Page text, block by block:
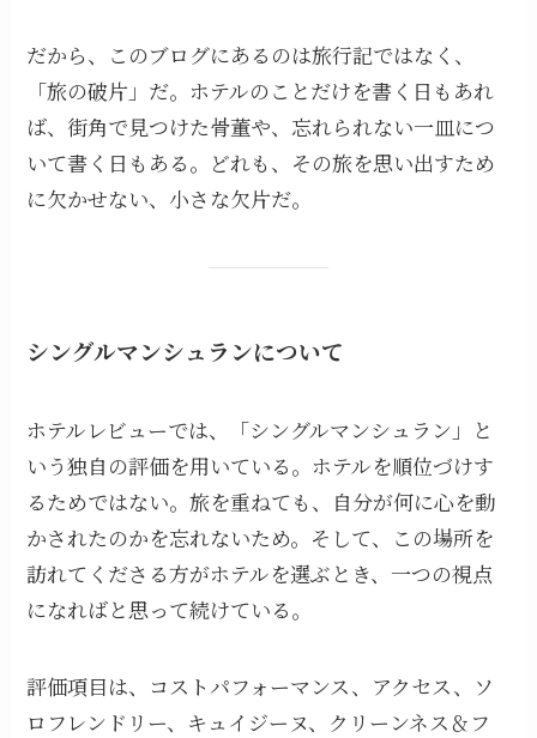
だから、このブログにあるのは旅行記ではなく、
「旅の破片」だ。ホテルのことだけを書く日もあれ
ば、街角で見つけた骨董や、忘れられない一皿につ
いて書く日もある。どれも、その旅を思い出すため
に欠かせない、小さな欠片だ。
シングルマンシュランについて
ホテルレビューでは、「シングルマンシュラン」と
いう独自の評価を用いている。ホテルを順位づけす
るためではない。旅を重ねても、自分が何に心を動
かされたのかを忘れないため。そして、この場所を
訪れてくださる方がホテルを選ぶとき、一つの視点
になればと思って続けている。
評価項目は、コストパフォーマンス、アクセス、ソ
ロフレンドリー、キュイジーヌ、クリーンネス＆フ